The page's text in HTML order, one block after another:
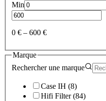
Min
0 € – 600 €
Marque
Rechercher une marque
Case IH (8)
Hifi Filter(84)